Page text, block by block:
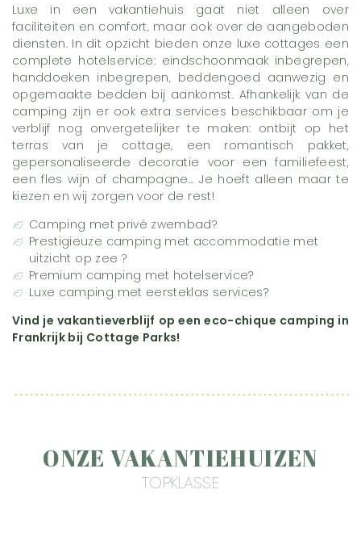
Luxe in een vakantiehuis gaat niet alleen over
faciliteiten en comfort, maar ook over de aangeboden
diensten. In dit opzicht bieden onze luxe cottages een
complete hotelservice: eindschoonmaak inbegrepen,
handdoeken inbegrepen, beddengoed aanwezig en
opgemaakte bedden bij aankomst. Afhankelijk van de
camping zijn er ook extra services beschikbaar om je
verblijf nog onvergetelijker te maken: ontbijt op het
terras van je cottage, een romantisch pakket,
gepersonaliseerde decoratie voor een familiefeest,
een fles wijn of champagne… Je hoeft alleen maar te
kiezen en wij zorgen voor de rest!
Camping met privé zwembad?
Prestigieuze camping met accommodatie met
uitzicht op zee ?
Premium camping met hotelservice?
Luxe camping met eersteklas services?
Vind je vakantieverblijf op een eco-chique camping in
Frankrijk bij Cottage Parks!
ONZE VAKANTIEHUIZEN
TOPKLASSE